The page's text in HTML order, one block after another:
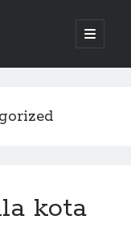
open
primary
Veterinary
kota